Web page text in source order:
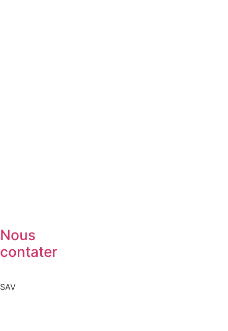
Nous
contater
SAV